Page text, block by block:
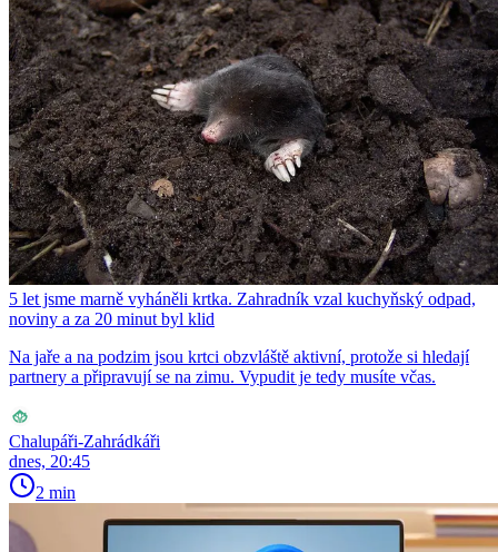
5 let jsme marně vyháněli krtka. Zahradník vzal kuchyňský odpad,
noviny a za 20 minut byl klid
Na jaře a na podzim jsou krtci obzvláště aktivní, protože si hledají
partnery a připravují se na zimu. Vypudit je tedy musíte včas.
Chalupáři-Zahrádkáři
dnes, 20:45
2 min